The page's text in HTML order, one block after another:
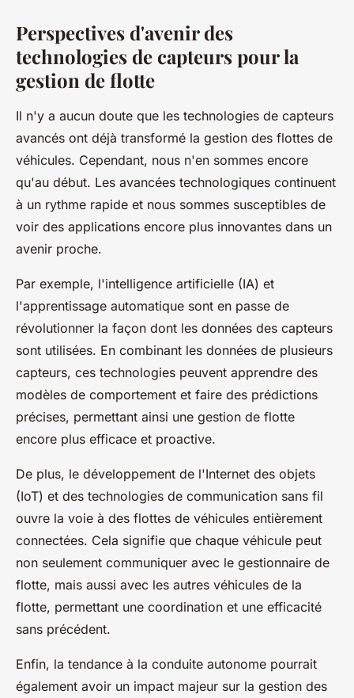
Perspectives d'avenir des
technologies de capteurs pour la
gestion de flotte
Il n'y a aucun doute que les technologies de capteurs
avancés ont déjà transformé la gestion des flottes de
véhicules. Cependant, nous n'en sommes encore
qu'au début. Les avancées technologiques continuent
à un rythme rapide et nous sommes susceptibles de
voir des applications encore plus innovantes dans un
avenir proche.
Par exemple, l'intelligence artificielle (IA) et
l'apprentissage automatique sont en passe de
révolutionner la façon dont les données des capteurs
sont utilisées. En combinant les données de plusieurs
capteurs, ces technologies peuvent apprendre des
modèles de comportement et faire des prédictions
précises, permettant ainsi une gestion de flotte
encore plus efficace et proactive.
De plus, le développement de l'Internet des objets
(IoT) et des technologies de communication sans fil
ouvre la voie à des flottes de véhicules entièrement
connectées. Cela signifie que chaque véhicule peut
non seulement communiquer avec le gestionnaire de
flotte, mais aussi avec les autres véhicules de la
flotte, permettant une coordination et une efficacité
sans précédent.
Enfin, la tendance à la conduite autonome pourrait
également avoir un impact majeur sur la gestion des